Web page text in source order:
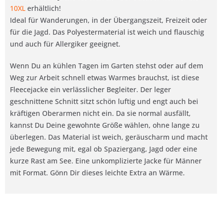
10XL erhältlich!
Ideal für Wanderungen, in der Übergangszeit, Freizeit oder
für die Jagd. Das Polyestermaterial ist weich und flauschig
und auch für Allergiker geeignet.
Wenn Du an kühlen Tagen im Garten stehst oder auf dem
Weg zur Arbeit schnell etwas Warmes brauchst, ist diese
Fleecejacke ein verlässlicher Begleiter. Der leger
geschnittene Schnitt sitzt schön luftig und engt auch bei
kräftigen Oberarmen nicht ein. Da sie normal ausfällt,
kannst Du Deine gewohnte Größe wählen, ohne lange zu
überlegen. Das Material ist weich, geräuscharm und macht
jede Bewegung mit, egal ob Spaziergang, Jagd oder eine
kurze Rast am See. Eine unkomplizierte Jacke für Männer
mit Format. Gönn Dir dieses leichte Extra an Wärme.